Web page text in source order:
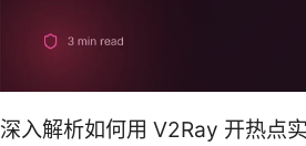
深入解析如何用 V2Ray 开热点